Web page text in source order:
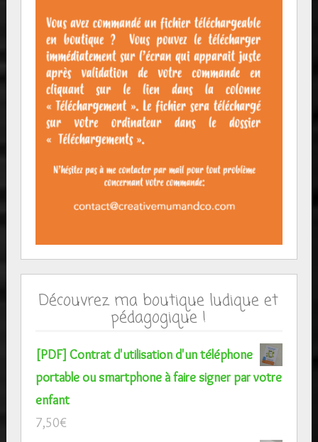
Découvrez ma boutique ludique et
pédagogique !
[PDF] Contrat d'utilisation d'un téléphone
portable ou smartphone à faire signer par votre
enfant
7,50€